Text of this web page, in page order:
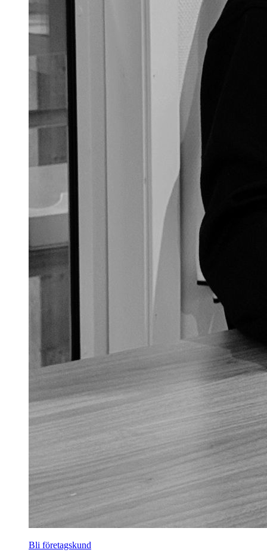
Bli företagskund